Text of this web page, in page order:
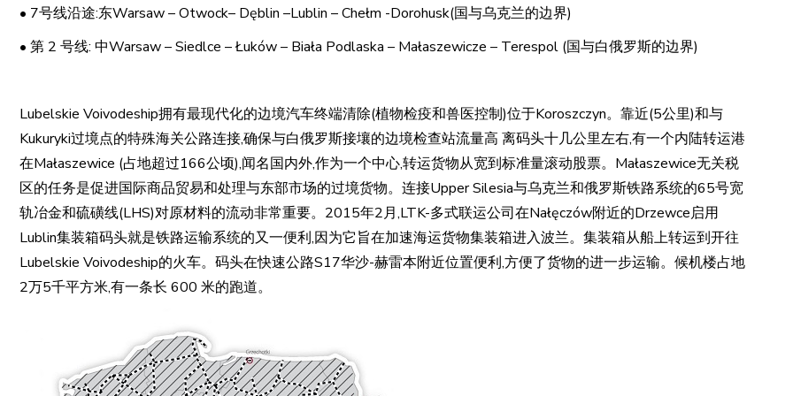
• 7号线沿途:东Warsaw – Otwock– Dęblin –Lublin – Chełm -Dorohusk(国与乌克兰的边界)
• 第 2 号线: 中Warsaw – Siedlce – Łuków – Biała Podlaska – Małaszewicze – Terespol (国与白俄罗斯的边界)
Lubelskie Voivodeship拥有最现代化的边境汽车终端清除(植物检疫和兽医控制)位于Koroszczyn。靠近(5公里)和与
Kukuryki过境点的特殊海关公路连接,确保与白俄罗斯接壤的边境检查站流量高 离码头十几公里左右,有一个内陆转运港
在Małaszewice (占地超过166公顷),闻名国内外,作为一个中心,转运货物从宽到标准量滚动股票。Małaszewice无关税
区的任务是促进国际商品贸易和处理与东部市场的过境货物。连接Upper Silesia与乌克兰和俄罗斯铁路系统的65号宽
轨冶金和硫磺线(LHS)对原材料的流动非常重要。2015年2月,LTK-多式联运公司在Nałęczów附近的Drzewce启用
Lublin集装箱码头就是铁路运输系统的又一便利,因为它旨在加速海运货物集装箱进入波兰。集装箱从船上转运到开往
Lubelskie Voivodeship的火车。码头在快速公路S17华沙-赫雷本附近位置便利,方便了货物的进一步运输。候机楼占地
2万5千平方米,有一条长 600 米的跑道。